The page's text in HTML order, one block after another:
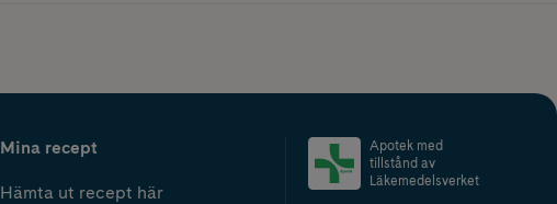
Mina recept
Hämta ut recept här
Apotek med
tillstånd av
Läkemedelsverket